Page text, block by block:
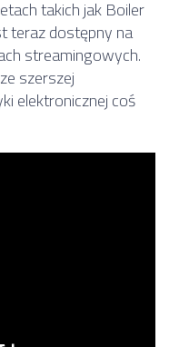
takich jak Boiler
teraz dostępny na
streamingowych.
szerszej
elektronicznej coś